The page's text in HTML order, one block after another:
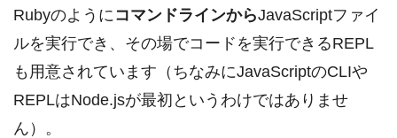
Rubyのように コマンドラインからJavaScriptファイ
ルを実行でき、その場でコードを実行できるREPL
も用意されています（ちなみにJavaScriptのCLIや
REPLはNode.jsが最初というわけではありませ
ん）。